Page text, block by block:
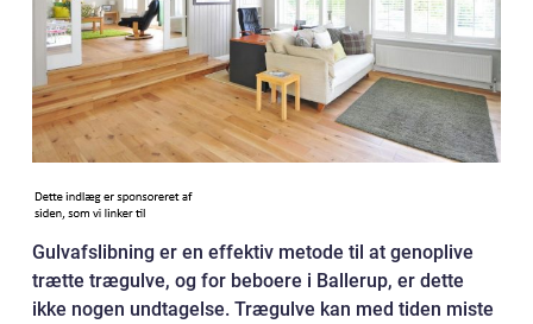
Gulvafslibning er en effektiv metode til at genoplive
trætte trægulve, og for beboere i Ballerup, er dette
ikke nogen undtagelse. Trægulve kan med tiden miste